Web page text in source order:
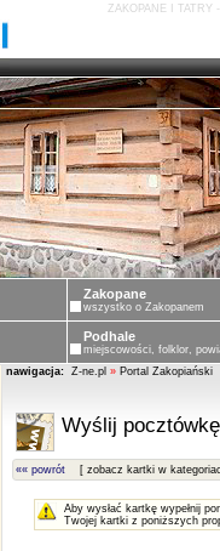
ZAKOPANE I TATRY
Zakopane
wszystko o Zakopanem
Podhale
miejscowości, folklor,
nawigacja: Z-ne.pl » Portal Zakopiański
Wyślij
«« powrót [ zobacz kartki w
Aby wysłać kartkę wypełnij
Twojej kartki z poniższych